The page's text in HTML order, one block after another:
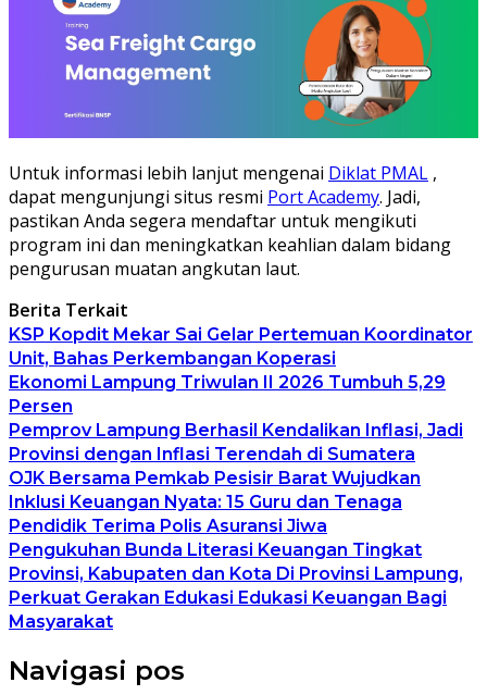
Untuk informasi lebih lanjut mengenai Diklat PMAL ,
dapat mengunjungi situs resmi Port Academy. Jadi,
pastikan Anda segera mendaftar untuk mengikuti
program ini dan meningkatkan keahlian dalam bidang
pengurusan muatan angkutan laut.
Berita Terkait
KSP Kopdit Mekar Sai Gelar Pertemuan Koordinator
Unit, Bahas Perkembangan Koperasi
Ekonomi Lampung Triwulan II 2026 Tumbuh 5,29
Persen
Pemprov Lampung Berhasil Kendalikan Inflasi, Jadi
Provinsi dengan Inflasi Terendah di Sumatera
OJK Bersama Pemkab Pesisir Barat Wujudkan
Inklusi Keuangan Nyata: 15 Guru dan Tenaga
Pendidik Terima Polis Asuransi Jiwa
Pengukuhan Bunda Literasi Keuangan Tingkat
Provinsi, Kabupaten dan Kota Di Provinsi Lampung,
Perkuat Gerakan Edukasi Edukasi Keuangan Bagi
Masyarakat
Navigasi pos